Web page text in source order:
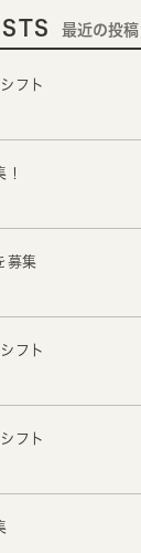
最近の投稿
フト
募集
フト
フト